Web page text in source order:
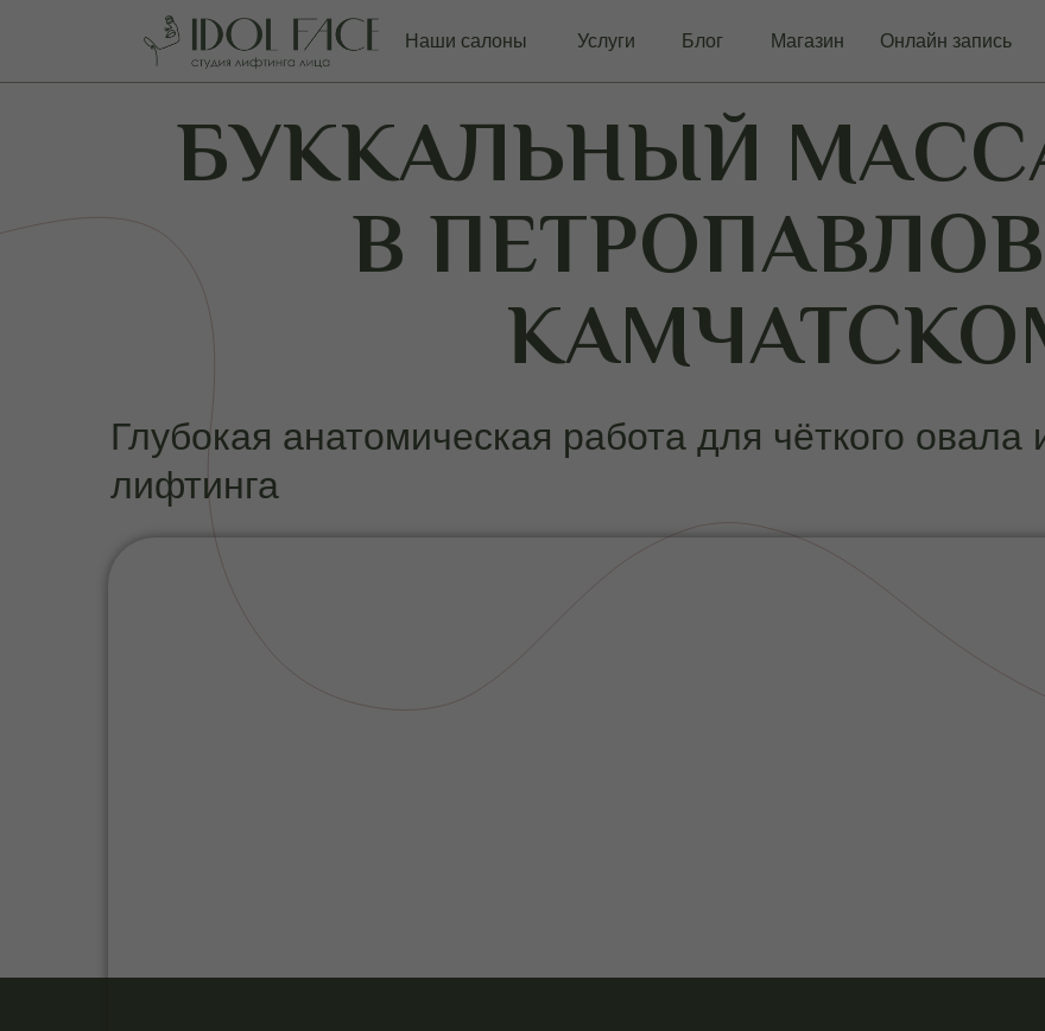
Наши салоны Услуги Магазин Онлайн запись
Блог
Глубокая анатомическая работа для чёткого овала
лифтинга
БУККАЛЬНЫЙ
В